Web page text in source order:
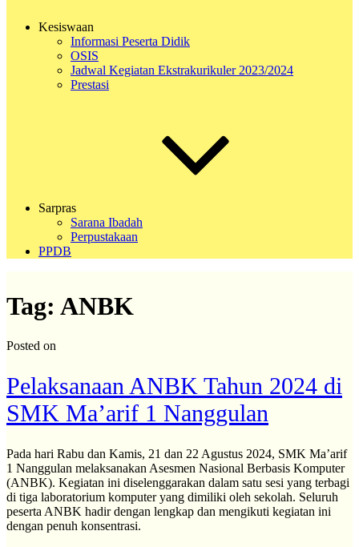
Kesiswaan
Informasi Peserta Didik
OSIS
Jadwal Kegiatan Ekstrakurikuler 2023/2024
Prestasi
Sarpras
Sarana Ibadah
Perpustakaan
PPDB
Tag: ANBK
Posted on
Pelaksanaan ANBK Tahun 2024 di
SMK Ma’arif 1 Nanggulan
Pada hari Rabu dan Kamis, 21 dan 22 Agustus 2024, SMK Ma’arif
1 Nanggulan melaksanakan Asesmen Nasional Berbasis Komputer
(ANBK). Kegiatan ini diselenggarakan dalam satu sesi yang terbagi
di tiga laboratorium komputer yang dimiliki oleh sekolah. Seluruh
peserta ANBK hadir dengan lengkap dan mengikuti kegiatan ini
dengan penuh konsentrasi.